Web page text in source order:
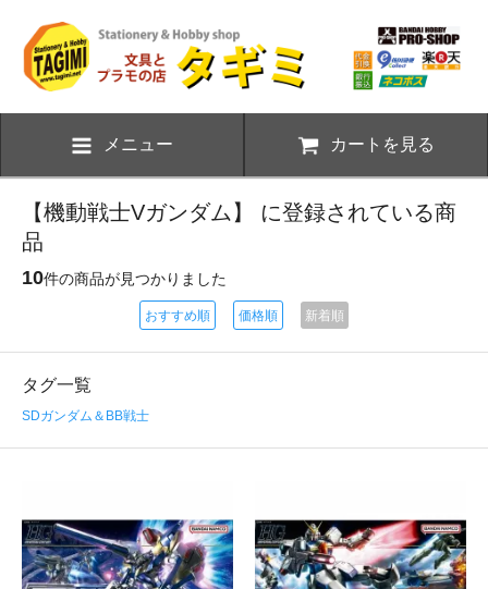
メニュー カートを見る
【機動戦士Vガンダム】 に登録されている商
品
10件の商品が見つかりました
おすすめ順 価格順 新着順
タグ一覧
SDガンダム＆BB戦士